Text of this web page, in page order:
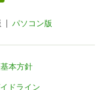
パソコン版
本方針
ドライン